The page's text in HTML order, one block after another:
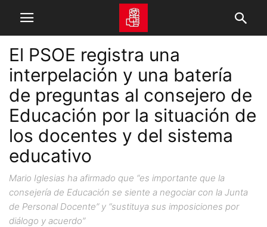
El PSOE registra una
interpelación y una batería
de preguntas al consejero de
Educación por la situación de
los docentes y del sistema
educativo
Mario Iglesias ha afirmado que “es importante que la
consejería de Educación se siente a negociar con la Junta
de Personal Docente” y “sustituya sus imposiciones por
diálogo y acuerdo”